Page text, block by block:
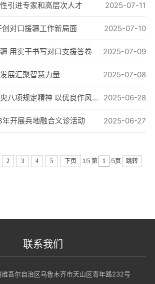
引进专家和高层次人才 2025-07-11
对口援疆工作新局面 2025-07-10
用实干书写对口支援答卷 2025-07-09
展汇聚智慧力量 2025-07-08
锲而不舍落实中央八项规定精神 以优良作风凝心聚力干事创业锲而不舍落实中央八… 2025-06-28
开展兵地融合义诊活动 2025-06-27
2 3 4 5 下页 1/5 第 /5页 跳转
联系我们
吾尔自治区乌鲁木齐市天山区青年路232号